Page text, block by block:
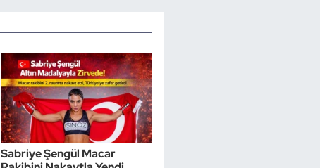
Sabriye Şengül Macar